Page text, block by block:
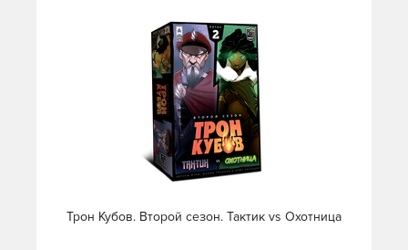
Трон Кубов. Второй сезон. Тактик vs Охотница